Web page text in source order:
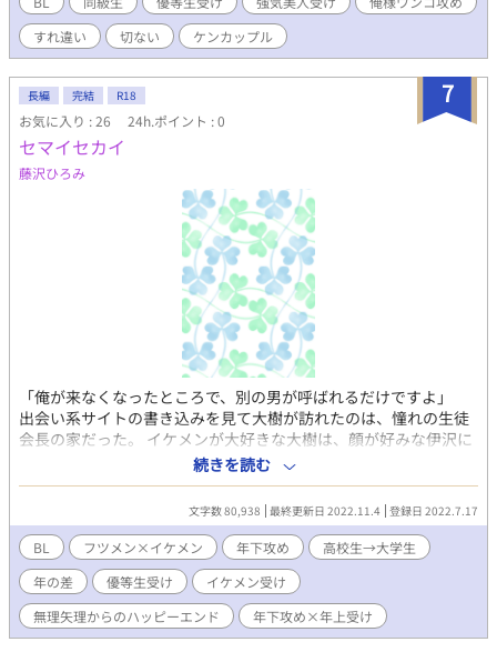
結局なんとなくしてやられたという感じで二人は周りも公認のカ
ップルとなるが、争いは絶えない。 ２人は高校３年間をともに過
ごし、ともに受験を乗り越え、晴れて同じ大学に入学するが、そ
のころから２人の歯車は微妙にずれ始めていた・・・。 あらすじ
はシリアス気取りですが、高校生カップルの日常。基本らぶら
ぶ。 表紙はきよさく様
すれ違い
切ない ケンカップル
7
長編 完結 R18
お気に入り : 26 24h.ポイント : 0
セマイセカイ
藤沢ひろみ
「俺が来なくなったところで、別の男が呼ばれるだけですよ」
出会い系サイトの書き込みを見て大樹が訪れたのは、憧れの生徒
会長の家だった。 イケメンが大好きな大樹は、顔が好みな伊沢に
いやらしい行為ができると浮かれていたが、伊沢と姉の歪な関係
を知っていくうちに、次第に伊沢をこんな行為から解放してあげ
たいと考えるようになる。 伊沢をほっておけず、大樹は惹かれて
いく。やがて二人の関係は、先輩と後輩へ、そして―――。 「次
にこの部屋で自分でする時、俺のこと思い出しながらして下さい
ね」 前半と後半で、雰囲気変わります。 相手がカッコ良すぎて
時々乙女スイッチの入る攻と、最後にはなんだコイツ可愛いじゃ
ないか…な受の、何だかんだでラブラブになるお話です。 おまけ
も読みたい方は、個人サイトまで。※スマホ非対応
続きを読む
文字数 80,938 最終更新日 2022.11.4 登録日 2022.7.17
BL フツメン×イケメン 年下攻め
高校生→大学生
年の差
優等生受け
イケメン受け
無理矢理からのハッピーエンド
年下攻め×年上受け